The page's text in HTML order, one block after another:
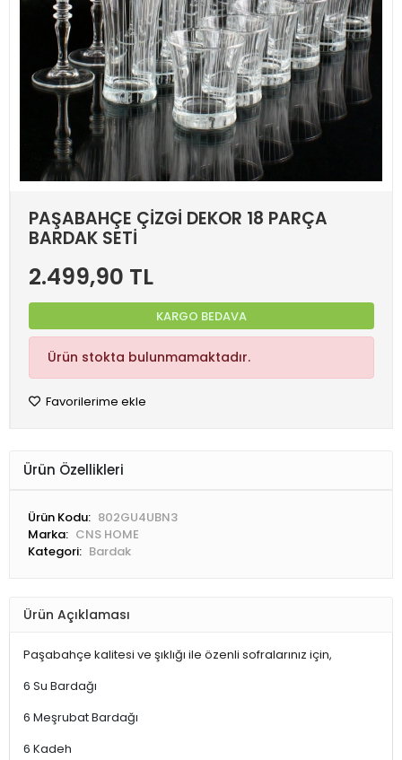
PAŞABAHÇE ÇİZGİ DEKOR 18 PARÇA
BARDAK SETİ
2.499,90 TL
KARGO BEDAVA
Ürün stokta bulunmamaktadır.
Favorilerime ekle
Ürün Özellikleri
Ürün Kodu: 802GU4UBN3
Marka: CNS HOME
Kategori: Bardak
Ürün Açıklaması
Paşabahçe kalitesi ve şıklığı ile özenli sofralarınız için,
6 Su Bardağı
6 Meşrubat Bardağı
6 Kadeh